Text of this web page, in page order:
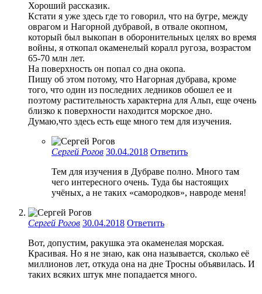
Хороший рассказик.
Кстати я уже здесь где то говорил, что на бугре, между
оврагом и Нагорной дубравой, в отвале окопном,
который был выкопан в оборонительных целях во время
войны, я откопал окаменелый коралл ругоза, возрастом
65-70 млн лет.
На поверхность он попал со дна окопа.
Пишу об этом потому, что Нагорная дубрава, кроме
того, что один из последних ледников обошел ее и
поэтому растительность характерна для Альп, еще очень
близко к поверхности находится морское дно.
Думаю,что здесь есть еще много тем для изучения.
Сергей Рогов 30.04.2018 Ответить
Тем для изучения в Дубраве полно. Много там
чего интересного очень. Туда бы настоящих
учёных, а не таких «самородков», навроде меня!
Сергей Рогов 30.04.2018 Ответить
Вот, допустим, ракушка эта окаменелая морская.
Красивая. Но я не знаю, как она называется, сколько её
миллионов лет, откуда она на дне Тросны объявилась. И
таких всяких штук мне попадается много.